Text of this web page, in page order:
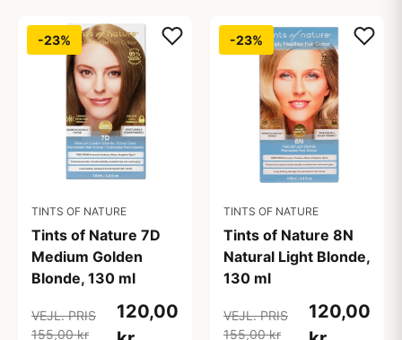
-23%
TINTS OF NATURE
Tints of Nature 7D
Medium Golden
Blonde, 130 ml
VEJL. PRIS
155,00 kr
120,00
-23%
TINTS OF NATURE
Tints of Nature 8N
Natural Light Blonde,
130 ml
VEJL. PRIS
155,00 kr
120,00